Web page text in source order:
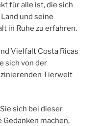
für alle ist, die sich
und seine
in Ruhe zu erfahren.
Vielfalt Costa Ricas
sich von der
Tierwelt
sich bei dieser
machen,